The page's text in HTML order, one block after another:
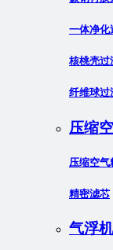
一体净化
核桃壳过
纤维球过
压缩
压缩空气
精密滤芯
气浮机